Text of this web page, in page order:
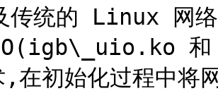
传统的 Linux
在初始化过程中将